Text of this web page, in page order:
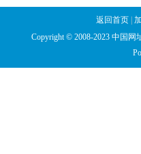
返回首页
Copyright © 2008-2023 中国网